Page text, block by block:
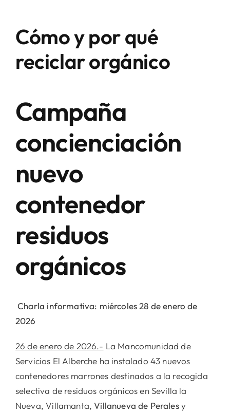
Cómo y por qué
reciclar orgánico
Campaña
concienciación
nuevo
contenedor
residuos
orgánicos
Charla informativa: miércoles 28 de enero de
2026
26 de enero de 2026.- La Mancomunidad de
Servicios El Alberche ha instalado 43 nuevos
contenedores marrones destinados a la recogida
selectiva de residuos orgánicos en Sevilla la
Nueva, Villamanta,Villanueva de Peralesy